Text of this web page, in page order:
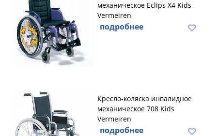
механическое Eclips X4 Kids
Vermeiren
подробнее
Кресло-коляска инвалидное
механическое 708 Kids
Vermeiren
подробнее